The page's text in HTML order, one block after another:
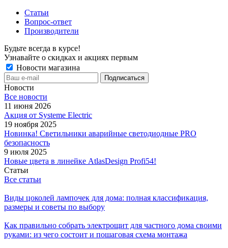
Статьи
Вопрос-ответ
Производители
Будьте всегда в курсе!
Узнавайте о скидках и акциях первым
Новости магазина
Новости
Все новости
11 июня 2026
Акция от Systeme Electric
19 ноября 2025
Новинка! Светильники аварийные светодиодные PRO
безопасность
9 июля 2025
Новые цвета в линейке AtlasDesign Profi54!
Статьи
Все статьи
Виды цоколей лампочек для дома: полная классификация,
размеры и советы по выбору
Как правильно собрать электрощит для частного дома своими
руками: из чего состоит и пошаговая схема монтажа